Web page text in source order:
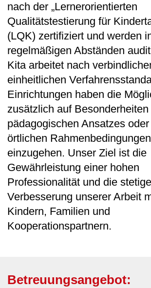
nach der „Lernerorientierten
Qualitätstestierung für
(LQK) zertifiziert und werden
regelmäßigen Abständen
Kita arbeitet nach
einheitlichen
Einrichtungen haben die
zusätzlich auf
pädagogischen Ansatzes
örtlichen Rahmenbedingungen
einzugehen. Unser Ziel ist die
Gewährleistung einer hohen
Professionalität und die stetige
Verbesserung unserer Arbeit
Kindern, Familien und
Kooperationspartnern.
Betreuungsangebot: